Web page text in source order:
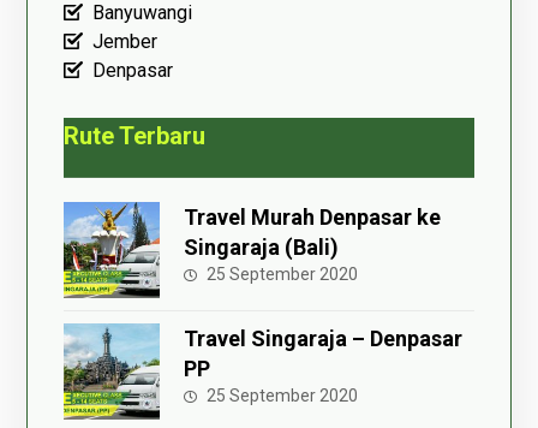
Banyuwangi
Jember
Denpasar
Rute Terbaru
Travel Murah Denpasar ke
Singaraja (Bali)
25 September 2020
Travel Singaraja – Denpasar
PP
25 September 2020